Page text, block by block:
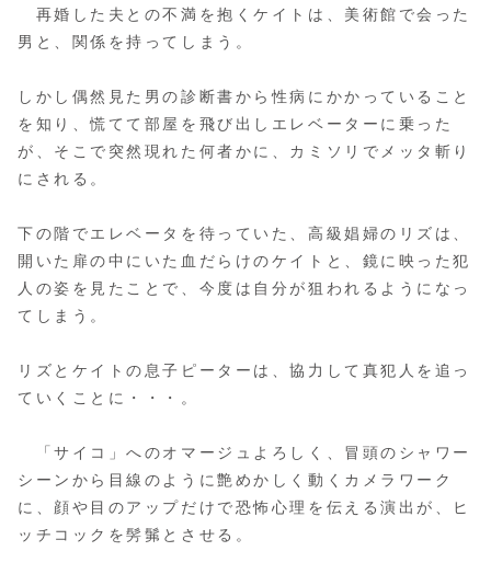
再婚した夫との不満を抱くケイトは、美術館で会った
男と、関係を持ってしまう。
しかし偶然見た男の診断書から性病にかかっていること
を知り、慌てて部屋を飛び出しエレベーターに乗った
が、そこで突然現れた何者かに、カミソリでメッタ斬り
にされる。
下の階でエレベータを待っていた、高級娼婦のリズは、
開いた扉の中にいた血だらけのケイトと、鏡に映った犯
人の姿を見たことで、今度は自分が狙われるようになっ
てしまう。
リズとケイトの息子ピーターは、協力して真犯人を追っ
ていくことに・・・。
「サイコ」へのオマージュよろしく、冒頭のシャワー
シーンから目線のように艶めかしく動くカメラワーク
に、顔や目のアップだけで恐怖心理を伝える演出が、ヒ
ッチコックを髣髴とさせる。